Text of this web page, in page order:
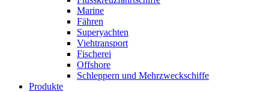
Marine
Fähren
Superyachten
Viehtransport
Fischerei
Offshore
Schleppern und Mehrzweckschiffe
Produkte